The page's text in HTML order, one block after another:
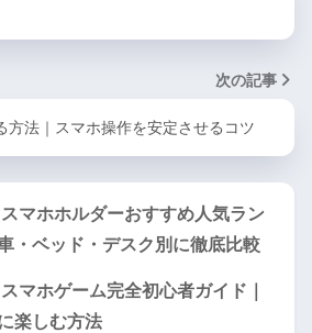
次の記事
方法｜スマホ操作を安定させるコツ
スマホホルダーおすすめ人気ラン
・ベッド・デスク別に徹底比較
マホゲーム完全初心者ガイド｜
楽しむ方法